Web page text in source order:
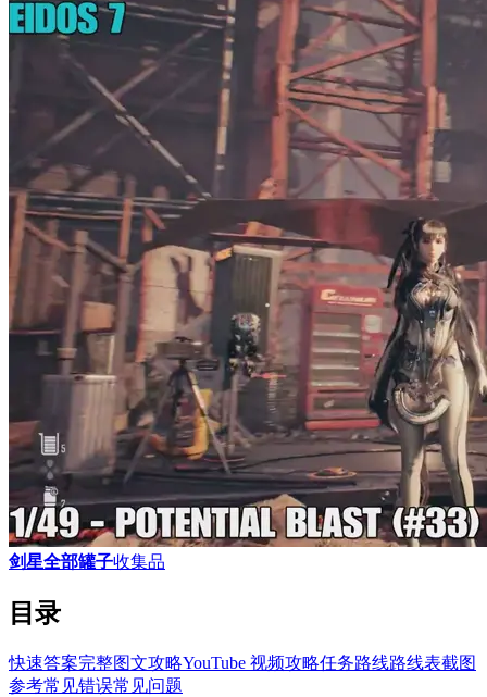
剑星全部罐子收集品
目录
快速答案完整图文攻略YouTube 视频攻略任务路线路线表截图
参考常见错误常见问题